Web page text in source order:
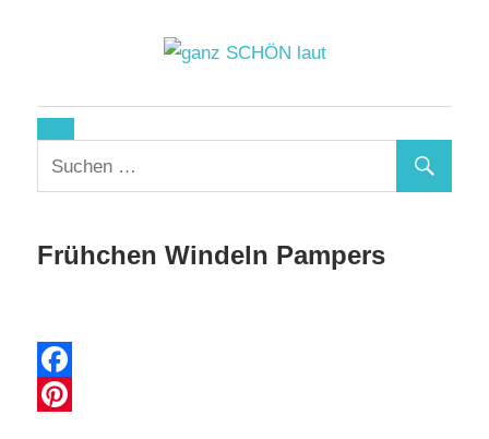
ganz
SCHÖN
13. November 2017
Frühchen Windeln Pampers
Facebook